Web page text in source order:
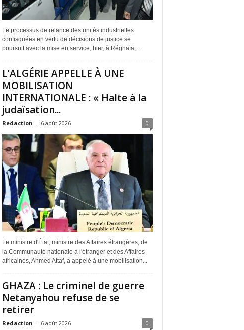
Le processus de relance des unités industrielles
confisquées en vertu de décisions de justice se
poursuit avec la mise en service, hier, à Réghaïa,...
L’ALGÉRIE APPELLE À UNE
MOBILISATION
INTERNATIONALE : « Halte à la
judaïsation...
Redaction - 6 août 2026 0
Le ministre d'État, ministre des Affaires étrangères, de
la Communauté nationale à l'étranger et des Affaires
africaines, Ahmed Attaf, a appelé à une mobilisation...
GHAZA : Le criminel de guerre
Netanyahou refuse de se
retirer
Redaction - 6 août 2026 0